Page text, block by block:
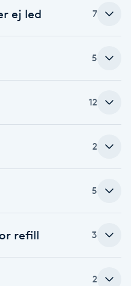
ej led 7
5
12
2
5
refill 3
2